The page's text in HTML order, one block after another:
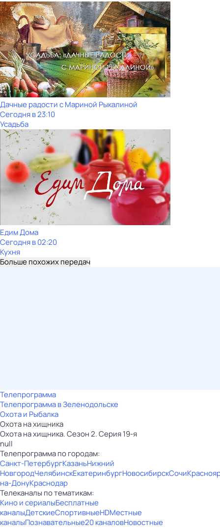
Дачные радости с Мариной Рыкалиной
Сегодня в 23:10
Усадьба
Едим Дома
Сегодня в 02:20
Кухня
Больше похожих передач
Телепрограмма
Телепрограмма в Зеленодольске
Охота и Рыбалка
Охота на хищника
Охота на хищника. Сезон 2. Серия 19-я
null
Телепрограмма по городам:
Санкт-ПетербургКазаньНижний
НовгородЧелябинскЕкатеринбургНовосибирскСочи
на-ДонуКраснодар
Телеканалы по тематикам:
Кино и сериалыБесплатные
каналыДетскиеСпортивныеHDМестные
каналыПознавательные20 каналовНовостные